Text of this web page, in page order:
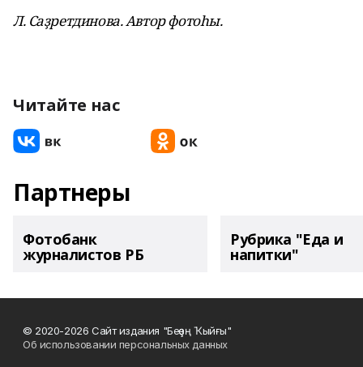
Л. Саҙретдинова. Автор фотоһы.
Читайте нас
Партнеры
Фотобанк
журналистов РБ
Рубрика "Еда и
напитки"
© 2020-2026 Сайт издания "Беҙҙең Ҡыйғы"
Об использовании персональных данных